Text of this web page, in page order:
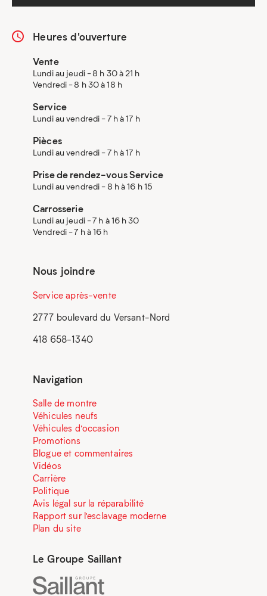
Heures d'ouverture
Vente
Lundi au jeudi - 8 h 30 à 21 h
Vendredi - 8 h 30 à 18 h
Service
Lundi au vendredi - 7 h à 17 h
Pièces
Lundi au vendredi - 7 h à 17 h
Prise de rendez-vous Service
Lundi au vendredi - 8 h à 16 h 15
Carrosserie
Lundi au jeudi - 7 h à 16 h 30
Vendredi - 7 h à 16 h
Nous joindre
Service après-vente
2777 boulevard du Versant-Nord
418 658-1340
Navigation
Salle de montre
Véhicules neufs
Véhicules d’occasion
Promotions
Blogue et commentaires
Vidéos
Carrière
Politique
Avis légal sur la réparabilité
Rapport sur l’esclavage moderne
Plan du site
Le Groupe Saillant